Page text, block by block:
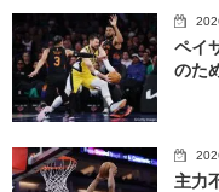
ペイ
のた
主力